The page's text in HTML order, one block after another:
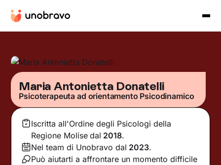
Maria Antonietta Donatelli
Psicoterapeuta ad orientamento Psicodinamico
Iscritta all'Ordine degli Psicologi della
Regione Molise dal 2018.
Nel team di Unobravo dal 2023.
Può aiutarti a affrontare un momento difficile